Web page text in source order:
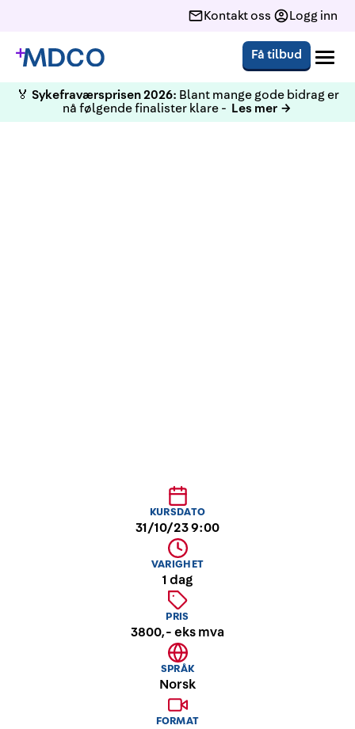
Kontakt oss Logg inn
Få tilbud
🏅 Sykefraværsprisen 2026: Blant mange gode bidrag er
nå følgende finalister klare -
Les mer →
KURSDATO
31/10/23 9:00
VARIGHET
1 dag
PRIS
3800,- eks mva
SPRÅK
Norsk
FORMAT